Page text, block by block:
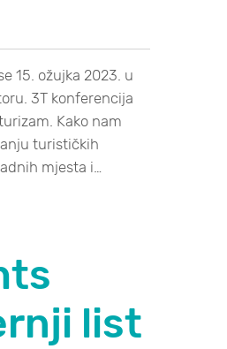
15. ožujka 2023. u
3T konferencija
Kako nam
turističkih
mjesta i…
list